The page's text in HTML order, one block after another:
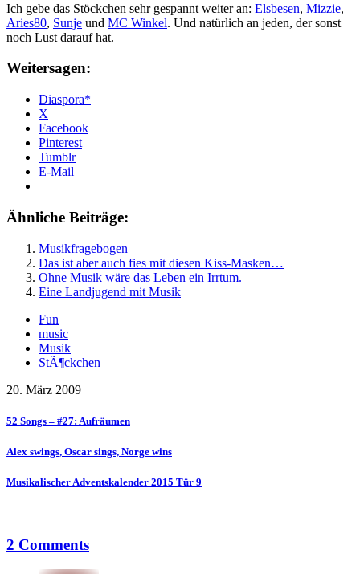
Ich gebe das Stöckchen sehr gespannt weiter an: Elsbesen, Mizzie,
Aries80, Sunje und MC Winkel. Und natürlich an jeden, der sonst
noch Lust darauf hat.
Weitersagen:
Diaspora*
X
Facebook
Pinterest
Tumblr
E-Mail
Ähnliche Beiträge:
Musikfragebogen
Das ist aber auch fies mit diesen Kiss-Masken…
Ohne Musik wäre das Leben ein Irrtum.
Eine Landjugend mit Musik
Fun
music
Musik
StÃ¶ckchen
20. März 2009
52 Songs – #27: Aufräumen
Alex swings, Oscar sings, Norge wins
Musikalischer Adventskalender 2015 Tür 9
2 Comments